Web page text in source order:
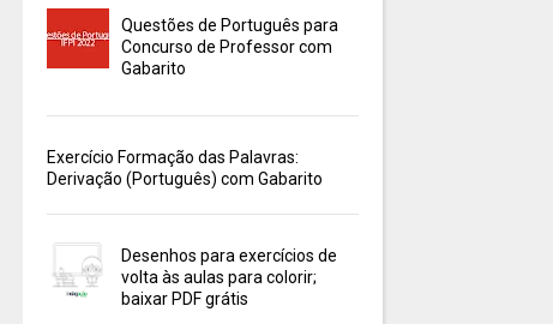
Questões de Português para
Concurso de Professor com
Gabarito
Exercício Formação das Palavras:
Derivação (Português) com Gabarito
Desenhos para exercícios de
volta às aulas para colorir;
baixar PDF grátis